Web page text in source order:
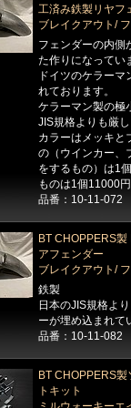
工済み鉄製リヤフ
ブレイクアウト/
フェンダーの内側
た作りになってい
ドイツのケラー
れております。
ケラーマン製の極
JIS規格よりも厳
カラーはメッキと
の（ウインカー、
をするもの）は1
ものは1個11000
品番：10-11-072
BT CHOPPERS
アフェンダー
ブレイクアウト/
鉄製
日本のJIS規格よ
ーが埋め込まれて
品番：10-11-082
BT CHOPPERS
トキット